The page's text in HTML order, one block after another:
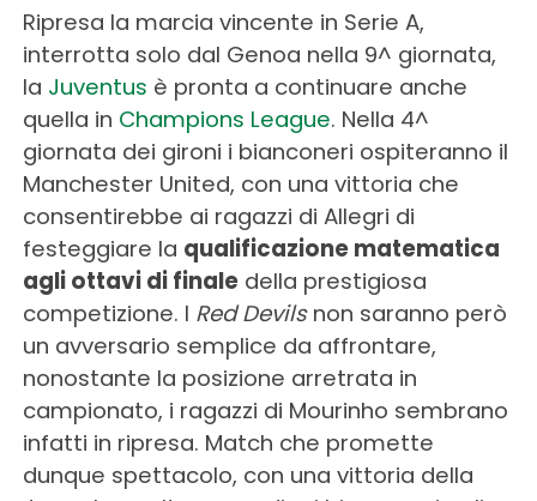
Ripresa la marcia vincente in Serie A,
interrotta solo dal Genoa nella 9^ giornata,
la Juventus è pronta a continuare anche
quella in Champions League. Nella 4^
giornata dei gironi i bianconeri ospiteranno il
Manchester United, con una vittoria che
consentirebbe ai ragazzi di Allegri di
festeggiare la qualificazione matematica
agli ottavi di finaledella prestigiosa
competizione. I Red Devilsnon saranno però
un avversario semplice da affrontare,
nonostante la posizione arretrata in
campionato, i ragazzi di Mourinho sembrano
infatti in ripresa. Match che promette
dunque spettacolo, con una vittoria della